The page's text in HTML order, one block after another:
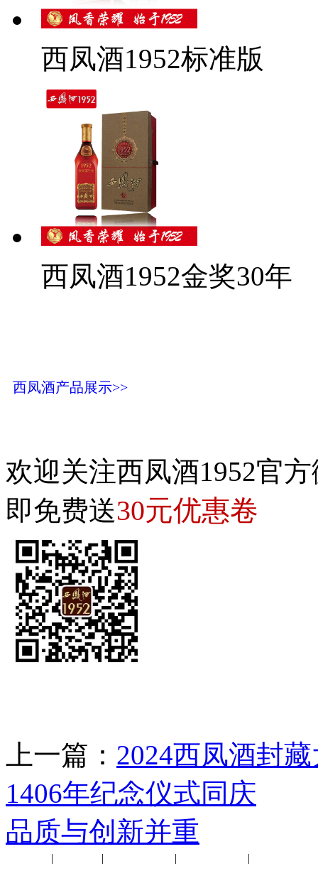
西凤酒1952标准版
西凤酒1952金奖30年
西凤酒产品展示>>
欢迎关注西凤酒1952官
即免费送30元优惠卷
上一篇： 2024西凤酒封
1406年纪念仪式同庆
品质与创新并重
| | | |